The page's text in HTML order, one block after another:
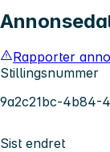
Rapporter
Stillingsnummer
9a2c21bc-4b84-
Sist endret